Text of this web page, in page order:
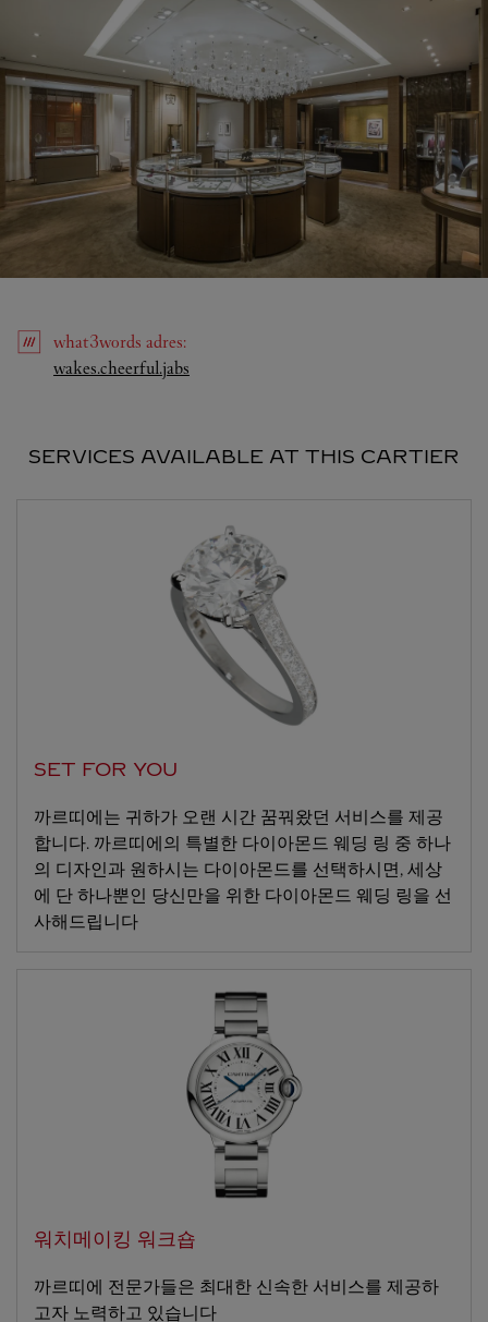
what3words adres:
wakes.cheerful.jabs
SERVICES AVAILABLE AT THIS CARTIER
SET FOR YOU
까르띠에는 귀하가 오랜 시간 꿈꿔왔던 서비스를 제공
합니다. 까르띠에의 특별한 다이아몬드 웨딩 링 중 하나
의 디자인과 원하시는 다이아몬드를 선택하시면, 세상
에 단 하나뿐인 당신만을 위한 다이아몬드 웨딩 링을 선
사해드립니다
워치메이킹 워크숍
까르띠에 전문가들은 최대한 신속한 서비스를 제공하
고자 노력하고 있습니다